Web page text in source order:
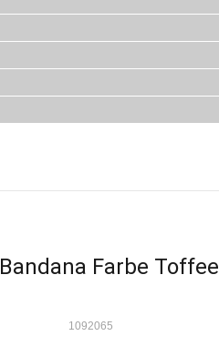
Bandana Farbe Toffee
1092065